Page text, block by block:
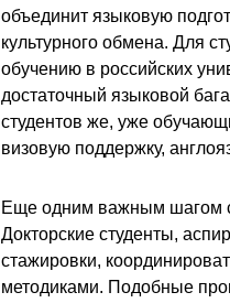
объединит языковую
культурного обмена. Для
обучению в российских
достаточный языковой
студентов же, уже
визовую поддержку,
Еще одним важным шагом
Докторские студенты,
стажировки,
методиками. Подобные